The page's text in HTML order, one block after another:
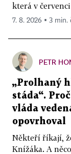
která v
7. 8. 2026 ▪ 3 min.
PETR
„Prolhaný
stáda“.
vláda
opovrhoval
Někteří říkají,
Knížáka. A